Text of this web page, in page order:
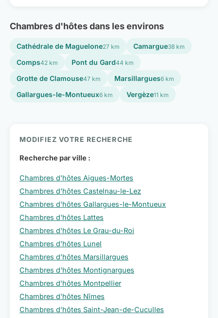
Chambres d'hôtes dans les environs
Cathédrale de Maguelone27 km Camargue38 km
Comps42 km Pont du Gard44 km
Grotte de Clamouse47 km Marsillargues6 km
Gallargues-le-Montueux6 km Vergèze11 km
MODIFIEZ VOTRE RECHERCHE
Recherche par ville :
Chambres d'hôtes Aigues-Mortes
Chambres d'hôtes Castelnau-le-Lez
Chambres d'hôtes Gallargues-le-Montueux
Chambres d'hôtes Lattes
Chambres d'hôtes Le Grau-du-Roi
Chambres d'hôtes Lunel
Chambres d'hôtes Marsillargues
Chambres d'hôtes Montignargues
Chambres d'hôtes Montpellier
Chambres d'hôtes Nîmes
Chambres d'hôtes Saint-Jean-de-Cuculles